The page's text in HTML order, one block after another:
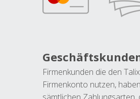
Firmenkunden die den
Firmenkonto nutzen,